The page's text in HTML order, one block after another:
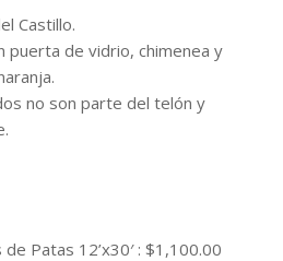
Castillo.
puerta de vidrio, chimenea y
no son parte del telón y
Patas 12’x30′ : $1,100.00